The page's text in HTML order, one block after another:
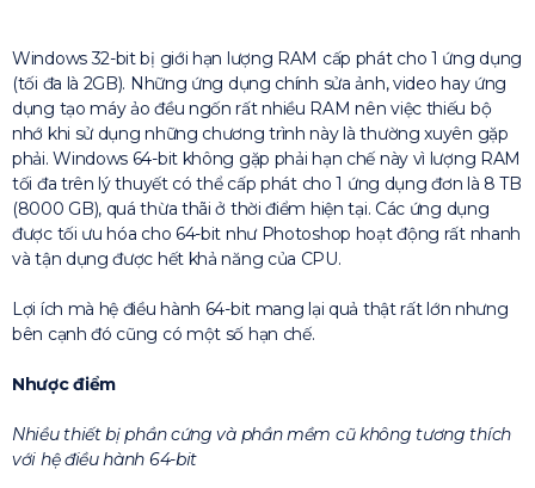
Windows 32-bit bị giới hạn lượng RAM cấp phát cho 1 ứng dụng
(tối đa là 2GB). Những ứng dụng chính sửa ảnh, video hay ứng
dụng tạo máy ảo đều ngốn rất nhiều RAM nên việc thiếu bộ
nhớ khi sử dụng những chương trình này là thường xuyên gặp
phải. Windows 64-bit không gặp phải hạn chế này vì lượng RAM
tối đa trên lý thuyết có thể cấp phát cho 1 ứng dụng đơn là 8 TB
(8000 GB), quá thừa thãi ở thời điểm hiện tại. Các ứng dụng
được tối ưu hóa cho 64-bit như Photoshop hoạt động rất nhanh
và tận dụng được hết khả năng của CPU.
Lợi ích mà hệ điều hành 64-bit mang lại quả thật rất lớn nhưng
bên cạnh đó cũng có một số hạn chế.
Nhược điểm
Nhiều thiết bị phần cứng và phần mềm cũ không tương thích
với hệ điều hành 64-bit